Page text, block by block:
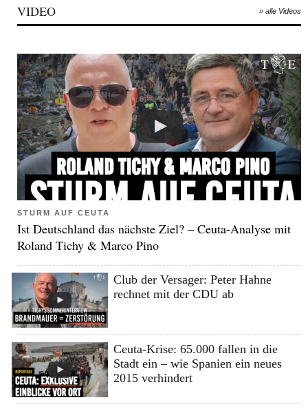
VIDEO » alle Videos
STURM AUF CEUTA
Ist Deutschland das nächste Ziel? – Ceuta-Analyse mit
Roland Tichy & Marco Pino
Club der Versager: Peter Hahne
rechnet mit der CDU ab
Ceuta-Krise: 65.000 fallen in die
Stadt ein – wie Spanien ein neues
2015 verhindert